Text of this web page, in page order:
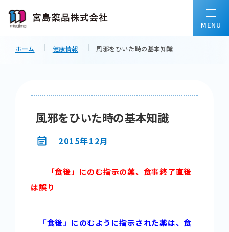
会社情報
事業内容
ホーム 健康情報 風邪をひいた時の基本知識
風邪をひいた時の基本知識
2015年12月
「食後」にのむ指示の薬、食事終了直後
は誤り
「食後」にのむように指示された薬は、食